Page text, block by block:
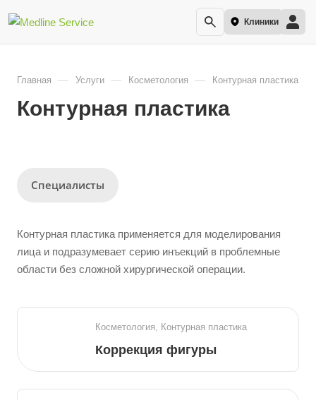
Клиники
Главная — Услуги — Косметология — Контурная пластика
Контурная пластика
Специалисты
Контурная пластика применяется для моделирования
лица и подразумевает серию инъекций в проблемные
области без сложной хирургической операции.
Косметология, Контурная пластика
Коррекция фигуры